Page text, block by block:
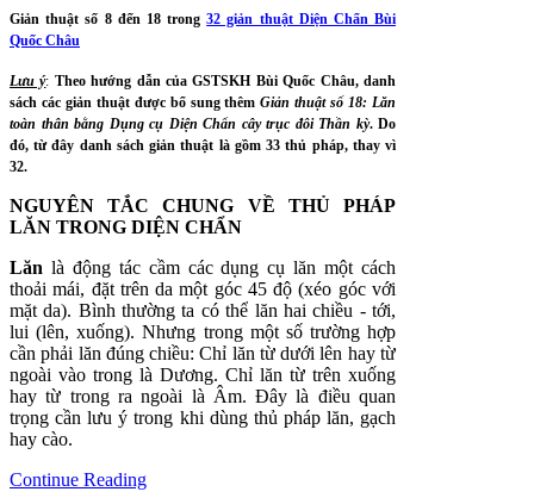
Giản thuật số 8 đến 18 trong32 giản thuật Diện Chẩn Bùi
Quốc Châu
Lưu ý: Theo hướng dẫn của GSTSKH Bùi Quốc Châu, danh
sách các giản thuật được bổ sung thêmGiản thuật số 18:Lăn
toàn thân bằng Dụng cụ Diện Chẩn cây trục đôi Thần kỳ. Do
đó, từ đây danh sách giản thuật là gồm 33 thủ pháp, thay vì
32.
NGUYÊN TẮC CHUNG VỀ THỦ PHÁP
LĂN TRONG DIỆN CHẨN
Lăn là động tác cầm các dụng cụ lăn một cách
thoải mái, đặt trên da một góc 45 độ (xéo góc với
mặt da). Bình thường ta có thể lăn hai chiều - tới,
lui (lên, xuống). Nhưng trong một số trường hợp
cần phải lăn đúng chiều: Chỉ lăn từ dưới lên hay từ
ngoài vào trong là Dương. Chỉ lăn từ trên xuống
hay từ trong ra ngoài là Âm. Đây là điều quan
trọng cần lưu ý trong khi dùng thủ pháp lăn, gạch
hay cào.
Continue Reading